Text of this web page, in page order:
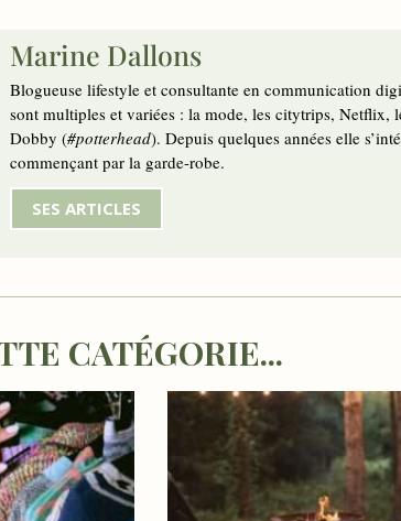
Marine Dallons
Blogueuse lifestyle et consultante en communication
sont multiples et variées : la mode, les citytrips,
Dobby (#potterhead). Depuis quelques années elle
commençant par la garde-robe.
SES ARTICLES
CATÉGORIE...